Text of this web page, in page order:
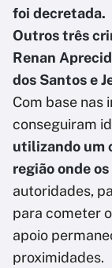
foi decretada.
Outros três
Renan
dos Santos e
Com base nas
conseguiram
utilizando um
região onde
autoridades,
para cometer
apoio
proximidades.